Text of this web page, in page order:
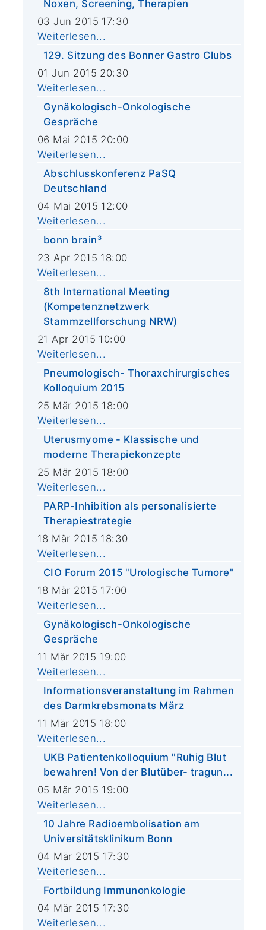
Noxen, Screening, Therapien
03 Jun 2015 17:30
Weiterlesen...
129. Sitzung des Bonner Gastro Clubs
01 Jun 2015 20:30
Weiterlesen...
Gynäkologisch-Onkologische
Gespräche
06 Mai 2015 20:00
Weiterlesen...
Abschlusskonferenz PaSQ
Deutschland
04 Mai 2015 12:00
Weiterlesen...
bonn brain³
23 Apr 2015 18:00
Weiterlesen...
8th International Meeting
(Kompetenznetzwerk
Stammzellforschung NRW)
21 Apr 2015 10:00
Weiterlesen...
Pneumologisch- Thoraxchirurgisches
Kolloquium 2015
25 Mär 2015 18:00
Weiterlesen...
Uterusmyome - Klassische und
moderne Therapiekonzepte
25 Mär 2015 18:00
Weiterlesen...
PARP-Inhibition als personalisierte
Therapiestrategie
18 Mär 2015 18:30
Weiterlesen...
CIO Forum 2015 "Urologische Tumore"
18 Mär 2015 17:00
Weiterlesen...
Gynäkologisch-Onkologische
Gespräche
11 Mär 2015 19:00
Weiterlesen...
Informationsveranstaltung im Rahmen
des Darmkrebsmonats März
11 Mär 2015 18:00
Weiterlesen...
UKB Patientenkolloquium "Ruhig Blut
bewahren! Von der Blutüber- tragun...
05 Mär 2015 19:00
Weiterlesen...
10 Jahre Radioembolisation am
Universitätsklinikum Bonn
04 Mär 2015 17:30
Weiterlesen...
Fortbildung Immunonkologie
04 Mär 2015 17:30
Weiterlesen...